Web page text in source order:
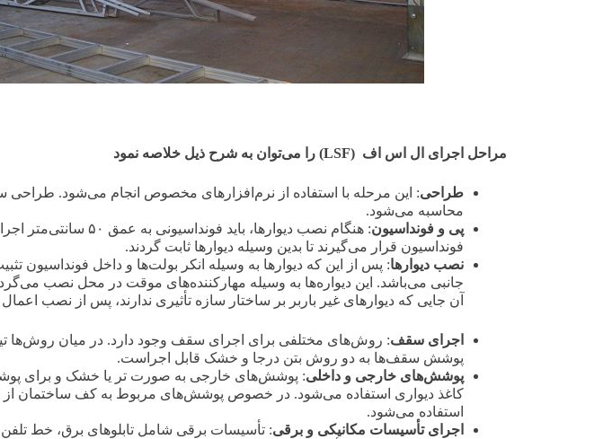
مراحل اجرای ال اس اف (LSF) را می‌توان به شرح ذیل خلاصه نمود
طراحی: این مرحله با استفاده از نرم‌افزارهای مخصوص انجام می‌شود. طراحی
محاسبه می‌شود.
پی و فونداسیون
: هنگام نصب دیوارها، باید
فونداسیون قرار می‌گیرند تا بدین وسیله دیوارها ثابت گردند.
نصب دیوارها: پس از این که دیوارها به وسیله انکر بولت‌ها و داخل فونداسیون
جانبی می‌باشد. این دیواره‌ها به وسیله مهارکننده‌های موقت در محل نصب
آن جایی که دیوارهای غیر باربر بر ساختار سازه تأثیری ندارند، پس از نصب
اجرای سقف: روش‌های مختلفی برای اجرای سقف وجود دارد. در میان روش‌ها
پوشش سقف‌ها به دو روش بتن درجا و خشک قابل اجراست.
پوشش‌های خارجی و داخلی: پوشش‌های خارجی به صورت تر یا خشک و برای
کاغذ دیواری استفاده می‌شود. در خصوص پوشش‌های مربوط به کف ساختمان
استفاده می‌شود.
اجرای تأسیسات مکانیکی و برقی: تأسیسات برقی شامل تابلوهای برق، خط